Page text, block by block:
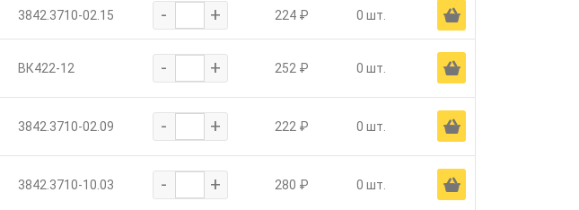
3842.3710-02.15 - + 224 ₽ 0 шт. Ä
ВК422-12 - + 252 ₽ 0 шт. Ä
3842.3710-02.09 - + 222 ₽ 0 шт. Ä
3842.3710-10.03 - + 280 ₽ 0 шт. Ä